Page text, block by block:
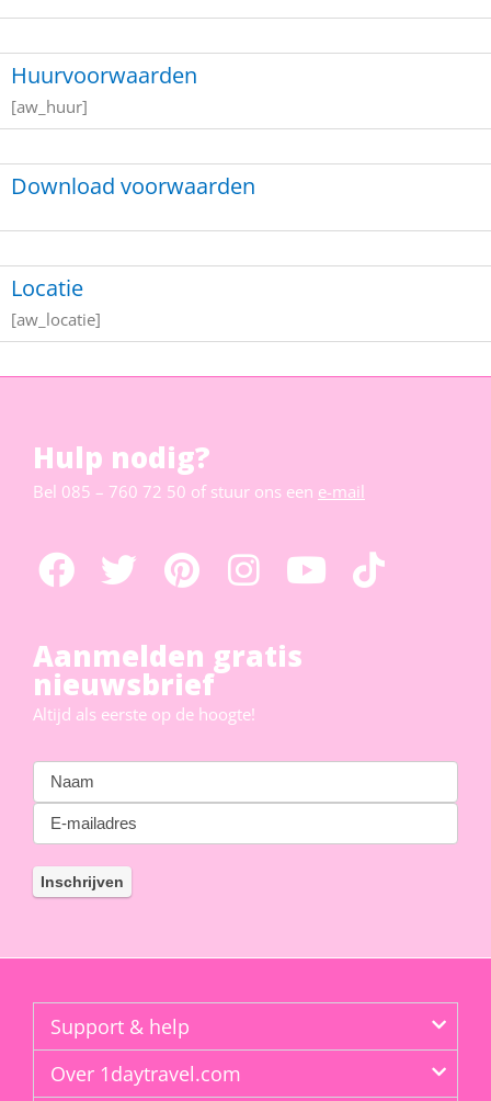
Huurvoorwaarden
[aw_huur]
Download voorwaarden
Locatie
[aw_locatie]
Hulp nodig?
Bel 085 – 760 72 50 of stuur ons een e-mail
Aanmelden gratis
nieuwsbrief
Altijd als eerste op de hoogte!
Support & help
Over 1daytravel.com